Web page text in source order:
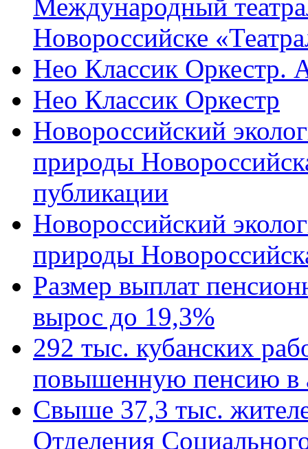
Международный
Новороссийске
Нео Классик Оркестр.
Нео Классик Оркестр
Новороссийский
природы
публикации
Новороссийский
природы
Размер выплат
вырос до 19,3%
292 тыс. кубанских
повышенную пенсию в
Свыше 37,3 тыс.
Отделения